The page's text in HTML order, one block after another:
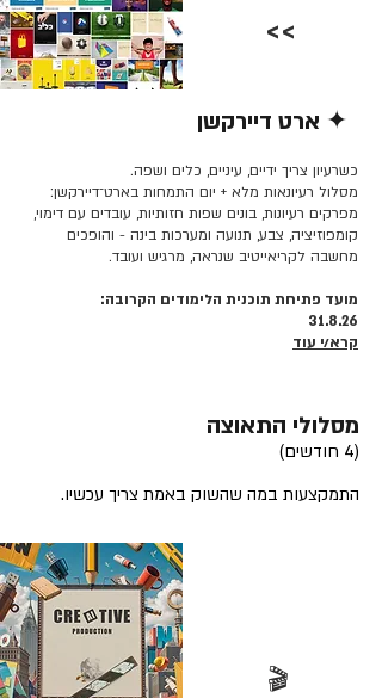
>>
✦ ארט דיירקשן
כשרעיון צריך ידיים, עיניים, כלים ושפה.
מסלול רעיונאות מלא + יום התמחות בארט־דיירקשן:
מפרקים רעיונות, בונים שפות חזותיות, עובדים עם דימוי,
קומפוזיציה, צבע, תנועה ומערכות בינה - והופכים
מחשבה לקריאייטיב שנראה, מרגיש ועובד.
מועד פתיחת תוכנית הלימודים הקרובה:
31.8.26
קרא/י עוד
מסלולי התאוצה
(4 חודשים)
התמקצעות במה שהשוק באמת צריך עכשיו.
🎬